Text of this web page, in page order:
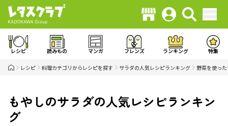
レシピ 読みもの マンガ フレンズ ランキング 特集
レシピ 料理カテゴリからレシピを探す サラダの人気レシピランキング 野菜を使っ
もやしのサラダの人気レシピランキン
グ